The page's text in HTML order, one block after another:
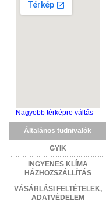
Nagyobb térképre váltás
Általános tudnivalók
GYIK
INGYENES KLÍMA
HÁZHOZSZÁLLÍTÁS
VÁSÁRLÁSI FELTÉTELEK,
ADATVÉDELEM